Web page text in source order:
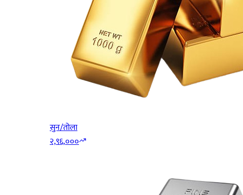
सुन/तोला
२,९६,०००